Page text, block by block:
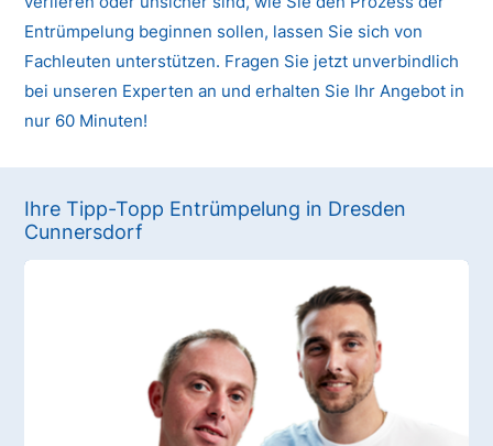
Entrümpelung beginnen sollen, lassen Sie sich von
Fachleuten unterstützen. Fragen Sie jetzt unverbindlich
bei unseren Experten an und erhalten Sie Ihr Angebot in
nur 60 Minuten!
Ihre Tipp-Topp Entrümpelung in Dresden
Cunnersdorf